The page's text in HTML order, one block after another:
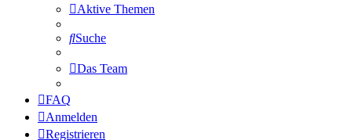
Aktive Themen
Suche
Das Team
FAQ
Anmelden
Registrieren